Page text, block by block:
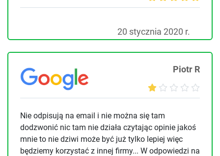
20 stycznia 2020 r.
Piotr R
Nie odpisują na email i nie można się tam
dodzwonić nic tam nie działa czytając opinie jakoś
mnie to nie dziwi może być już tylko lepiej więc
będziemy korzystać z innej firmy... W odpowiedzi na